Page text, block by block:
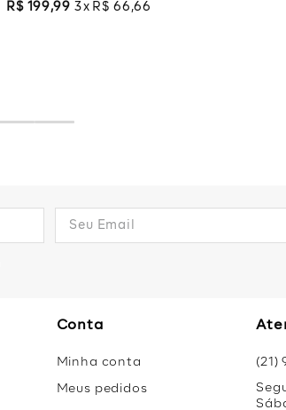
R$ 199,99 3 R$ 66 ,66
Conta
Minha conta
Meus pedidos
(21)